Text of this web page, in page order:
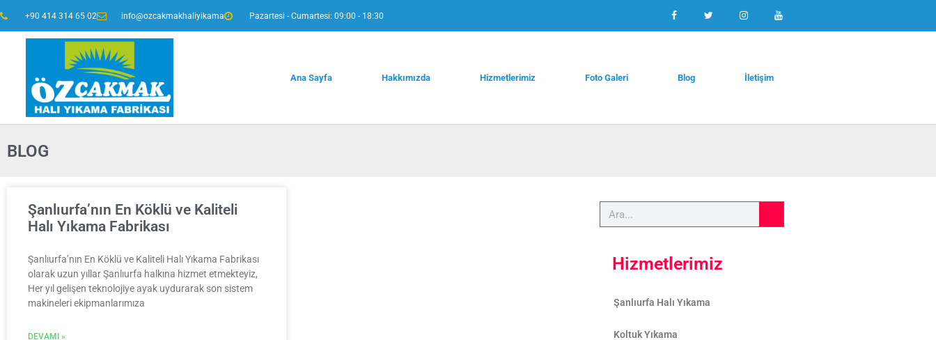
+90 414 314 65 02 info@ozcakmakhaliyikama Pazartesi - Cumartesi: 09:00 - 18:30
Ana Sayfa Hakkımızda Hizmetlerimiz Foto Galeri Blog İletişim
BLOG
Şanlıurfa’nın En Köklü ve Kaliteli
Halı Yıkama Fabrikası
Şanlıurfa’nın En Köklü ve Kaliteli Halı Yıkama Fabrikası
olarak uzun yıllar Şanlıurfa halkına hizmet etmekteyiz,
Her yıl gelişen teknolojiye ayak uydurarak son sistem
makineleri ekipmanlarımıza
DEVAMI »
Hizmetlerimiz
Şanlıurfa Halı Yıkama
Koltuk Yıkama